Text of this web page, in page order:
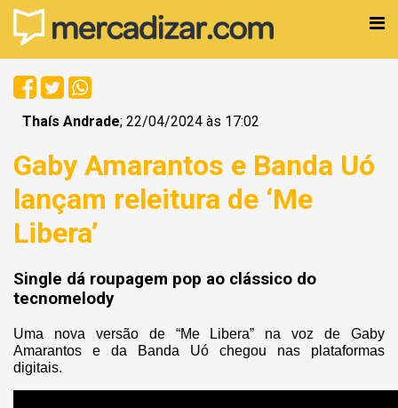
Thaís Andrade; 22/04/2024 às 17:02
Gaby Amarantos e Banda Uó
lançam releitura de ‘Me
Libera’
Single dá roupagem pop ao clássico do
tecnomelody
Uma nova versão de “Me Libera” na voz de Gaby
Amarantos e da Banda Uó chegou nas plataformas
digitais.